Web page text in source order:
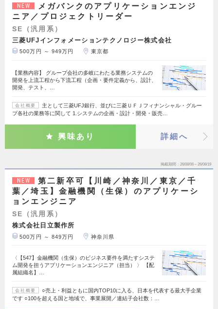
NEW
メガバンクのアプリケーションエンジ
ニア／プロジェクトリーダー
SE（汎用系）
三菱UFJインフォメーションテクノロジー株式会社
500万円 ～ 949万円 東京都
【業務内容】 グループ会社の多岐にわたる業務システムの
開発を上流工程から下流工程（企画・要件定義から、設計、
開発、テスト、…
会社概要
主として三菱UFJ銀行、並びに三菱ＵＦＪフィナンシャル・グルー
プ各社の業務等に関して 1.システムの企画・設計・開発・販売…
興味あり 詳細へ
掲載期間 26/08/06～26/08/19
NEW
第二新卒可【川崎／神奈川／東京／千
葉／埼玉】金融機関（生保）のアプリケーシ
ョンエンジニア
SE（汎用系）
株式会社日立製作所
500万円 ～ 849万円 神奈川県
〈【547】金融機関（生保）のビジネス要件を満たすシステ
ム開発を担うアプリケーションエンジニア（担当） 〉 【配
属組織名】…
会社概要
○売上・利益ともに国内TOP10に入る、日本を代表する最大手企業
です ○100を超える国と地域で、事業展開／連結子会社数：…